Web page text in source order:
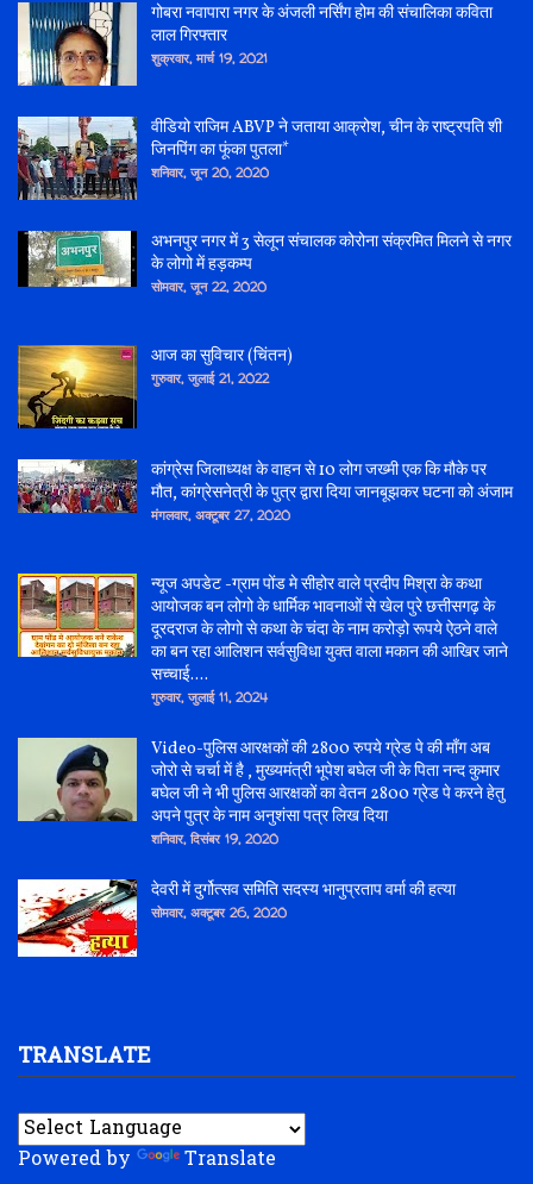
गोबरा नवापारा नगर के अंजली नर्सिंग होम की संचालिका कविता
लाल गिरफ्तार
शुक्रवार, मार्च 19, 2021
वीडियो राजिम ABVP ने जताया आक्रोश, चीन के राष्ट्रपति शी
जिनपिंग का फूंका पुतला*
शनिवार, जून 20, 2020
अभनपुर नगर में 3 सेलून संचालक कोरोना संक्रमित मिलने से नगर
के लोगो में हड़कम्प
सोमवार, जून 22, 2020
आज का सुविचार (चिंतन)
गुरुवार, जुलाई 21, 2022
कांग्रेस जिलाध्यक्ष के वाहन से 10 लोग जख्मी एक कि मौके पर
मौत, कांग्रेसनेत्री के पुत्र द्वारा दिया जानबूझकर घटना को अंजाम
मंगलवार, अक्टूबर 27, 2020
न्यूज अपडेट -ग्राम पोंड मे सीहोर वाले प्रदीप मिश्रा के कथा
आयोजक बन लोगो के धार्मिक भावनाओं से खेल पुरे छत्तीसगढ़ के
दूरदराज के लोगो से कथा के चंदा के नाम करोड़ो रूपये ऐठने वाले
का बन रहा आलिशन सर्वसुविधा युक्त वाला मकान की आखिर जाने
सच्चाई....
गुरुवार, जुलाई 11, 2024
Video-पुलिस आरक्षकों की 2800 रुपये ग्रेड पे की माँग अब
जोरो से चर्चा में है , मुख्यमंत्री भूपेश बघेल जी के पिता नन्द कुमार
बघेल जी ने भी पुलिस आरक्षकों का वेतन 2800 ग्रेड पे करने हेतु
अपने पुत्र के नाम अनुशंसा पत्र लिख दिया
शनिवार, दिसंबर 19, 2020
देवरी में दुर्गोत्सव समिति सदस्य भानुप्रताप वर्मा की हत्या
सोमवार, अक्टूबर 26, 2020
TRANSLATE
Powered by Translate